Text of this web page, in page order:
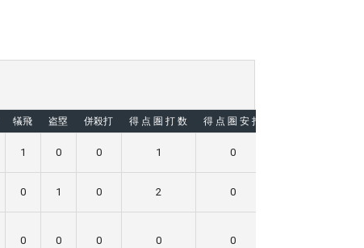
犠飛 盗塁 併殺打 得 点 圏 打 数 得 点 圏 安 打
1 0 0 1 0
0 1 0 2 0
0 0 0 0 0